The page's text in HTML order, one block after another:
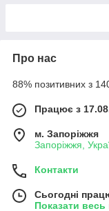
Про нас
88% позитивних з
Працює з
м. Запоріжжя
Запоріжжя,
Контакти
Сьогодні
Показати весь